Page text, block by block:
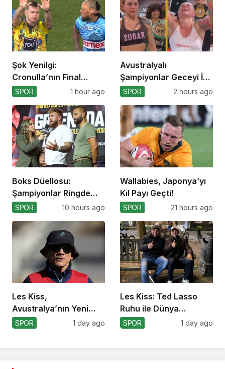
Şok Yenilgi:
Cronulla’nın Final
Umutları Sarsıldı
SPOR 1 hour ago
Avustralyalı
Şampiyonlar Geceyi İki
Yenilgiyle Kapadı
SPOR 2 hours ago
Boks Düellosu:
Şampiyonlar Ringde
Kapışacak!
SPOR 10 hours ago
Wallabies, Japonya’yı
Kıl Payı Geçti!
SPOR 21 hours ago
Les Kiss,
Avustralya’nın Yeni
Koçu Olarak Debüt
SPOR 1 day ago
Les Kiss: Ted Lasso
Ruhu ile Dünya
Kupası’na
SPOR 1 day ago